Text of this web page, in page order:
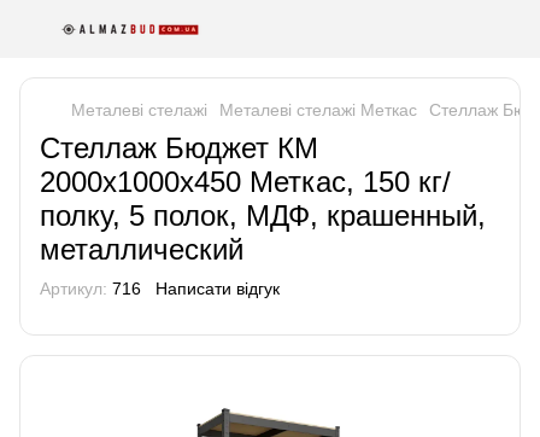
Металеві стелажі Металеві стелажі Меткас Стеллаж
Стеллаж Бюджет КМ
2000х1000х450 Меткас, 150 кг/
полку, 5 полок, МДФ, крашенный,
металлический
Артикул: 716 Написати відгук